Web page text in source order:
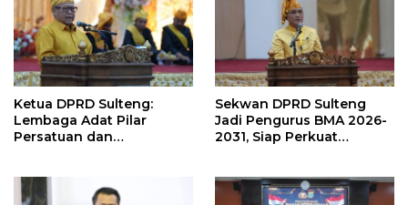
Ketua DPRD Sulteng:
Lembaga Adat Pilar
Persatuan dan
Sekwan DPRD Sulteng
Jadi Pengurus BMA 2026-
2031, Siap Perkuat